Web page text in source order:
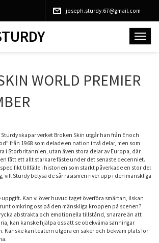
joseph.sturdy.67@gmail.com
Toggle
WORLD PREMIER
skapar verket Broken Skin utgår han från Enoch
från 1968 som delade en nation i två delar, men som
i Storbritannien, utan även stora delar av Europa, där
fått ett allt starkare fäste under det senaste decenniet.
tillfälle i historien som starkt påverkade en stor del
vill Sturdy belysa de sår rasismen river upp i den mänskliga
Kan vi över huvud taget överföra smärtan, ilskan
omkring oss på den mänskliga kroppen på scenen?
abstrakta och emotionella tillstånd, snarare än att
kan kanske hjälpa oss att se obekväma sanningar
Kanske kan teatern utgöra en säker och bekväm plats för